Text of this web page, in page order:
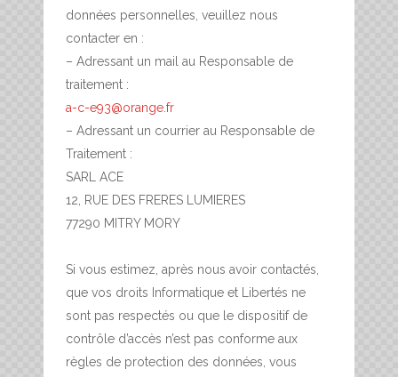
données personnelles, veuillez nous
contacter en :
– Adressant un mail au Responsable de
traitement :
a-c-e93@orange.fr
– Adressant un courrier au Responsable de
Traitement :
SARL ACE
12, RUE DES FRERES LUMIERES
77290 MITRY MORY
Si vous estimez, après nous avoir contactés,
que vos droits Informatique et Libertés ne
sont pas respectés ou que le dispositif de
contrôle d’accès n’est pas conforme aux
règles de protection des données, vous